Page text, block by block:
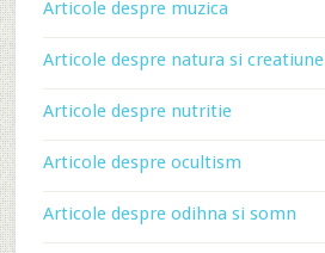
Articole despre muzica
Articole despre natura si creatiune
Articole despre nutritie
Articole despre ocultism
Articole despre odihna si somn